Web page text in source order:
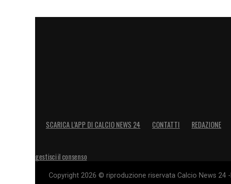
SCARICA L’APP DI CALCIO NEWS 24 CONTATTI REDAZIONE
gestisci il consenso
Copyright 2026 © riproduzione riservata Calcio News 24